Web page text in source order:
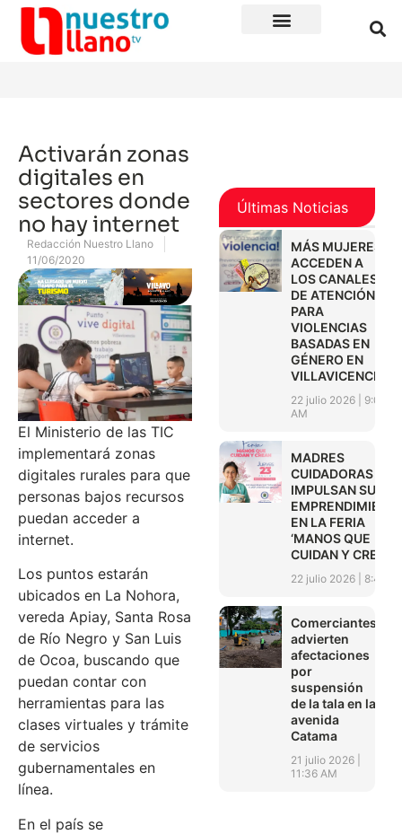
Activarán zonas
digitales en
sectores donde
no hay internet
Redacción Nuestro Llano
11/06/2020
El Ministerio de las TIC
implementará zonas
digitales rurales para que
personas bajos recursos
puedan acceder a
internet.
Los puntos estarán
ubicados en La Nohora,
vereda Apiay, Santa Rosa
de Río Negro y San Luis
de Ocoa, buscando que
puedan contar con
herramientas para las
clases virtuales y trámite
de servicios
gubernamentales en
línea.
En el país se
Últimas Noticias
MÁS MUJERES
ACCEDEN A
LOS CANALES
DE ATENCIÓN
PARA
VIOLENCIAS
BASADAS EN
GÉNERO EN
VILLAVICENCIO
22 julio 2026
9:01
AM
MADRES
CUIDADORAS
IMPULSAN SUS
EN LA FERIA
‘MANOS QUE
CUIDAN Y CREAN’
22 julio 2026 8:45
Comerciantes
advierten
afectaciones
por
suspensión
de la tala en la
avenida
Catama
21 julio 2026
11:36 AM